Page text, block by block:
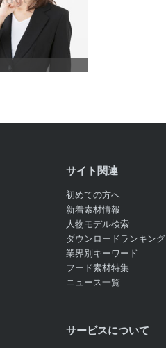
サイト関連
初めての方へ
新着素材情報
人物モデル検索
ダウンロードランキング
業界別キーワード
フード素材特集
ニュース一覧
サービスについて